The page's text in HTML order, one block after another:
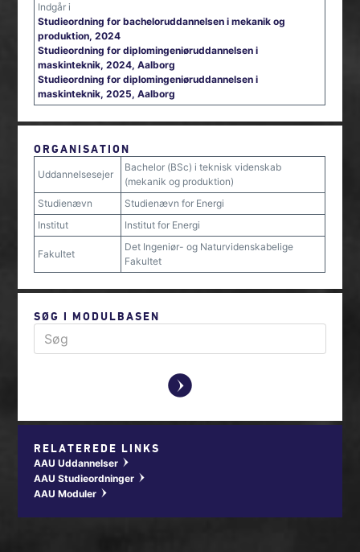
Indgår i
Studieordning for bacheloruddannelsen i mekanik og
produktion, 2024
Studieordning for diplomingeniøruddannelsen i
maskinteknik, 2024, Aalborg
Studieordning for diplomingeniøruddannelsen i
maskinteknik, 2025, Aalborg
ORGANISATION
Uddannelsesejer
Bachelor (BSc) i teknisk videnskab
(mekanik og produktion)
Studienævn
Studienævn for Energi
Institut
Institut for Energi
Fakultet
Det Ingeniør- og Naturvidenskabelige
Fakultet
SØG I MODULBASEN
y
RELATEREDE LINKS
AAU Uddannelser w
AAU Studieordninger w
AAU Moduler w